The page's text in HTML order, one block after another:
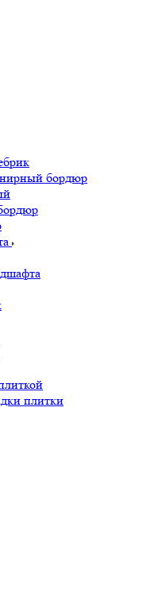
бордюр
плитки